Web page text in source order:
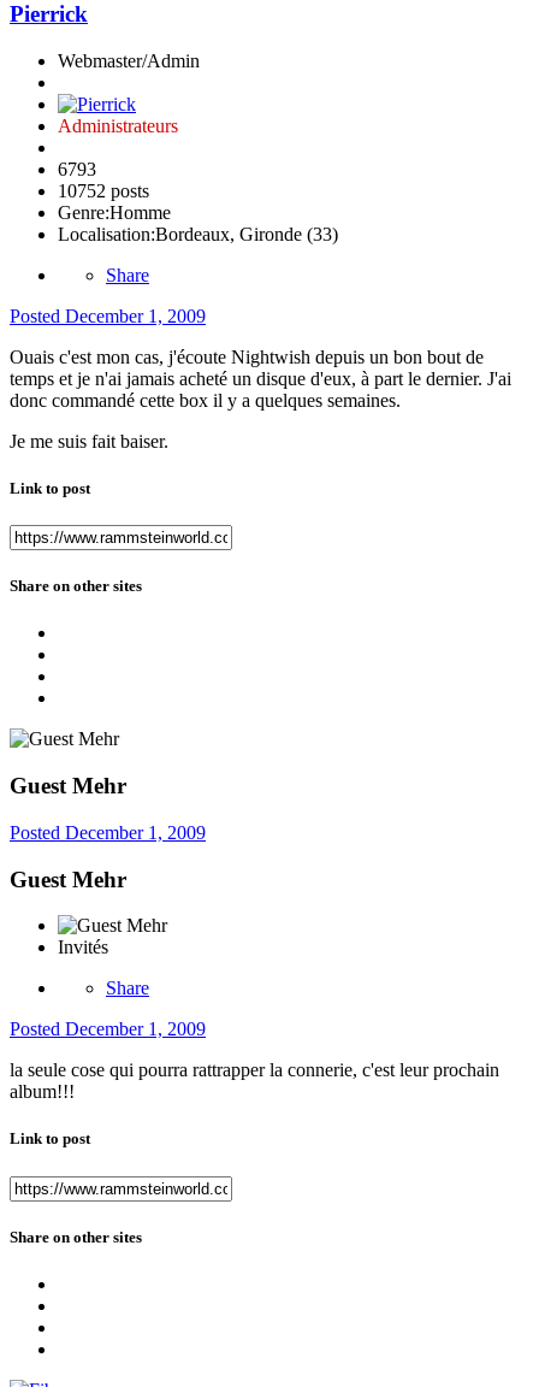
Pierrick
Webmaster/Admin
Administrateurs
6793
10752 posts
Genre:Homme
Localisation:Bordeaux, Gironde (33)
Share
Posted December 1, 2009
Ouais c'est mon cas, j'écoute Nightwish depuis un bon bout de
temps et je n'ai jamais acheté un disque d'eux, à part le dernier. J'ai
donc commandé cette box il y a quelques semaines.
Je me suis fait baiser.
Link to post
Share on other sites
Guest Mehr
Posted December 1, 2009
Guest Mehr
Invités
Share
Posted December 1, 2009
la seule cose qui pourra rattrapper la connerie, c'est leur prochain
album!!!
Link to post
Share on other sites